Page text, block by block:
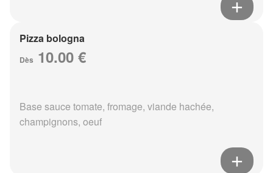
Pizza bologna
Dès 10.00 €
Base sauce tomate, fromage, viande hachée,
champignons, oeuf